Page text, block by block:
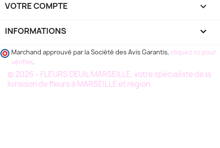
VOTRE COMPTE 
INFORMATIONS keyboard_arrow_down
Marchand approuvé par la Société des Avis Garantis, cliquez ici pour
vérifier.
© 2026 - FLEURS DEUIL MARSEILLE, votre spécialiste de la
livraison de fleurs à MARSEILLE et région